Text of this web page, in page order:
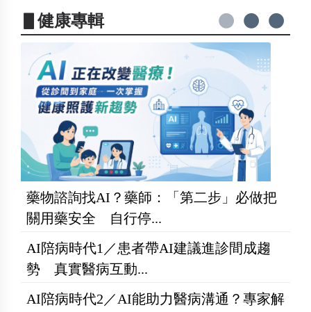
▋健康專輯
藥物諮詢找AI？藥師：「第二步」必做把
關用藥安全 自行停...
AI陪病時代1／患者帶AI建議進診間成趨
勢 真實醫病互動...
AI陪病時代2／AI能助力醫病溝通？專家解